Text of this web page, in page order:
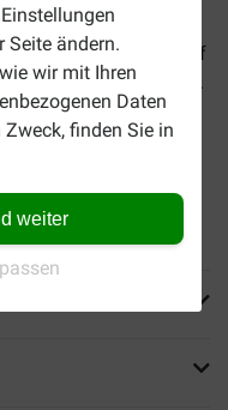
Seite ändern.
wir mit Ihren
Daten
finden Sie in
weiter
30+) für Hunde und
hellem Fell, die auf
werden kann.
und geruchlos.